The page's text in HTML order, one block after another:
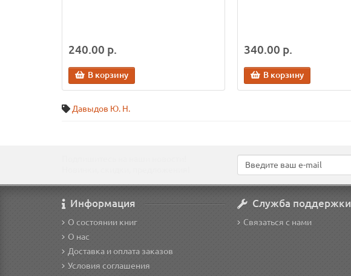
240.00 р.
В корзину
340.00 р.
В корзину
Давыдов Ю. Н.
Информация
О состоянии книг
О нас
Доставка и оплата заказов
Условия соглашения
Служба поддержки
Связаться с нами